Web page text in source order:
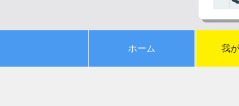
ホーム 我